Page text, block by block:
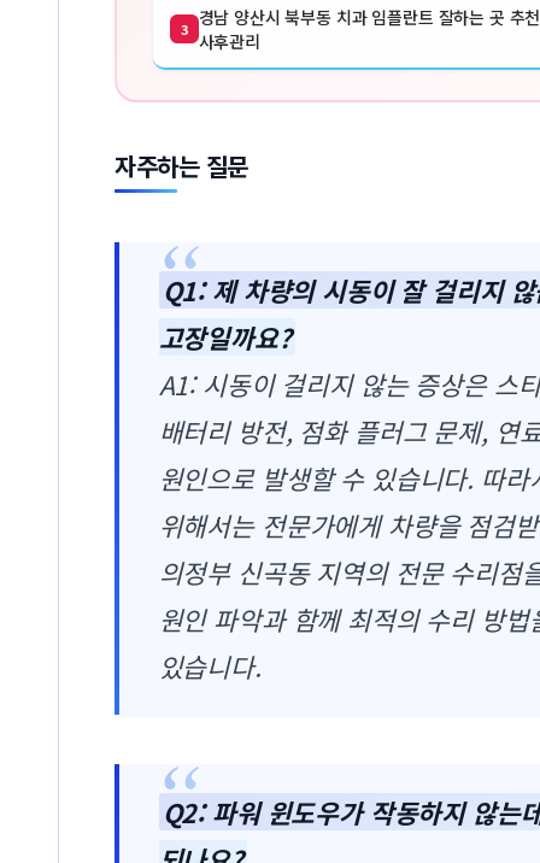
3 경남 양산시 북부동 치과 임플란트 잘하는 곳 추
사후관리
자주하는 질문
Q1: 제 차량의 시동이 잘 걸리지
고장일까요?
A1: 시동이 걸리지 않는 증상은 스
배터리 방전, 점화 플러그 문제, 연
원인으로 발생할 수 있습니다. 따
위해서는 전문가에게 차량을 점검
의정부 신곡동 지역의 전문 수리점
원인 파악과 함께 최적의 수리 방
있습니다.
Q2: 파워 윈도우가 작동하지 않는